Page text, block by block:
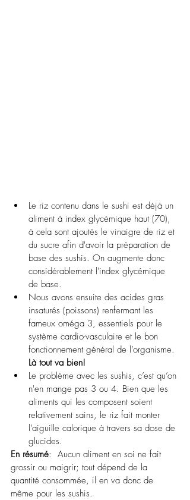
Le riz contenu dans le sushi est déjà un
aliment à index glycémique haut (70),
à cela sont ajoutés le vinaigre de riz et
du sucre afin d'avoir la préparation de
base des sushis. On augmente donc
considérablement l'index glycémique
de base.
Nous avons ensuite des acides gras
insaturés (poissons) renfermant les
fameux oméga 3, essentiels pour le
système cardio-vasculaire et le bon
fonctionnement général de l’organisme.
Là tout va bien!
Le problème avec les sushis, c’est qu’on
n'en mange pas 3 ou 4. Bien que les
aliments qui les composent soient
relativement sains, le riz fait monter
l’aiguille calorique à travers sa dose de
glucides.
En résumé:  Aucun aliment en soi ne fait
grossir ou maigrir; tout dépend de la
quantité consommée, il en va donc de
même pour les sushis.